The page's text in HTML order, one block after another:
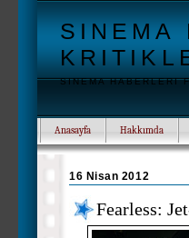
SINEMA
SINEMA HABERLERI
Anasayfa Hakkımda
16 Nisan 2012
Fearless: